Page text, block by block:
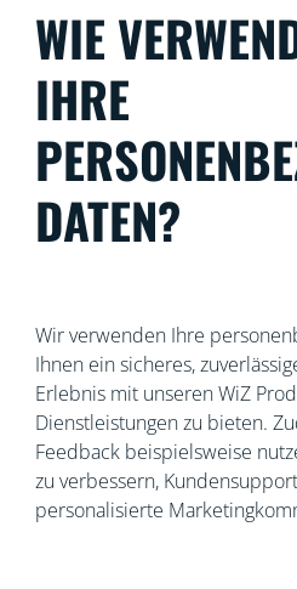
WIE
IHRE
DATEN?
Wir verwenden Ihre
Ihnen ein sicheres,
Erlebnis mit unseren WiZ
Dienstleistungen zu bieten.
Feedback beispielsweise
zu verbessern,
personalisierte